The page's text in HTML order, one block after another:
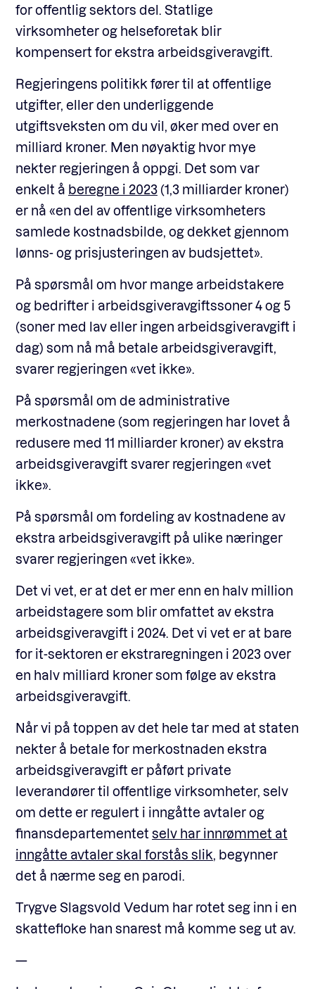
for offentlig sektors del. Statlige
virksomheter og helseforetak blir
kompensert for ekstra arbeidsgiveravgift.
Regjeringens politikk fører til at offentlige
utgifter, eller den underliggende
utgiftsveksten om du vil, øker med over en
milliard kroner. Men nøyaktig hvor mye
nekter regjeringen å oppgi. Det som var
enkelt å beregne i 2023 (1,3 milliarder kroner)
er nå «en del av offentlige virksomheters
samlede kostnadsbilde, og dekket gjennom
lønns- og prisjusteringen av budsjettet».
På spørsmål om hvor mange arbeidstakere
og bedrifter i arbeidsgiveravgiftssoner 4 og 5
(soner med lav eller ingen arbeidsgiveravgift i
dag) som nå må betale arbeidsgiveravgift,
svarer regjeringen «vet ikke».
På spørsmål om de administrative
merkostnadene (som regjeringen har lovet å
redusere med 11 milliarder kroner) av ekstra
arbeidsgiveravgift svarer regjeringen «vet
ikke».
På spørsmål om fordeling av kostnadene av
ekstra arbeidsgiveravgift på ulike næringer
svarer regjeringen «vet ikke».
Det vi vet, er at det er mer enn en halv million
arbeidstagere som blir omfattet av ekstra
arbeidsgiveravgift i 2024. Det vi vet er at bare
for it-sektoren er ekstraregningen i 2023 over
en halv milliard kroner som følge av ekstra
arbeidsgiveravgift.
Når vi på toppen av det hele tar med at staten
nekter å betale for merkostnaden ekstra
arbeidsgiveravgift er påført private
leverandører til offentlige virksomheter, selv
om dette er regulert i inngåtte avtaler og
finansdepartementet selv har innrømmet at
inngåtte avtaler skal forstås slik, begynner
det å nærme seg en parodi.
Trygve Slagsvold Vedum har rotet seg inn i en
skattefloke han snarest må komme seg ut av.
—